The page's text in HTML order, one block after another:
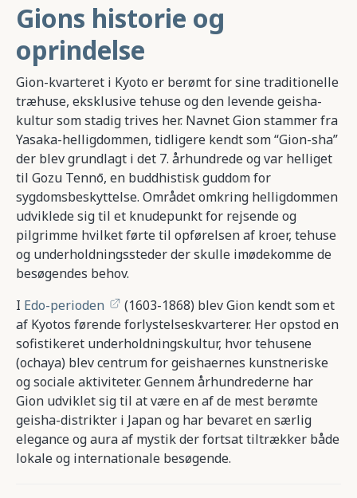
Gions historie og
oprindelse
Gion-kvarteret i Kyoto er berømt for sine traditionelle
træhuse, eksklusive tehuse og den levende geisha-
kultur som stadig trives her. Navnet Gion stammer fra
Yasaka-helligdommen, tidligere kendt som “Gion-sha”
der blev grundlagt i det 7. århundrede og var helliget
til Gozu Tennō, en buddhistisk guddom for
sygdomsbeskyttelse. Området omkring helligdommen
udviklede sig til et knudepunkt for rejsende og
pilgrimme hvilket førte til opførelsen af kroer, tehuse
og underholdningssteder der skulle imødekomme de
besøgendes behov.
I Edo-perioden
(1603-1868) blev Gion kendt som et
af Kyotos førende forlystelseskvarterer. Her opstod en
sofistikeret underholdningskultur, hvor tehusene
(ochaya) blev centrum for geishaernes kunstneriske
og sociale aktiviteter. Gennem århundrederne har
Gion udviklet sig til at være en af de mest berømte
geisha-distrikter i Japan og har bevaret en særlig
elegance og aura af mystik der fortsat tiltrækker både
lokale og internationale besøgende.